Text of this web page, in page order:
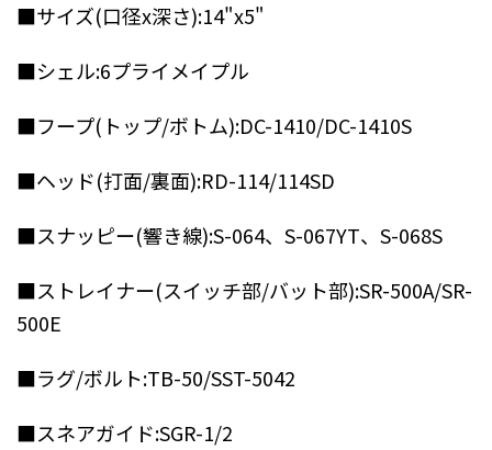
■サイズ(口径x深さ):14"x5"
■シェル:6プライメイプル
■フープ(トップ/ボトム):DC-1410/DC-1410S
■ヘッド(打面/裏面):RD-114/114SD
■スナッピー(響き線):S-064、S-067YT、S-068S
■ストレイナー(スイッチ部/バット部):SR-500A/SR-
500E
■ラグ/ボルト:TB-50/SST-5042
■スネアガイド:SGR-1/2